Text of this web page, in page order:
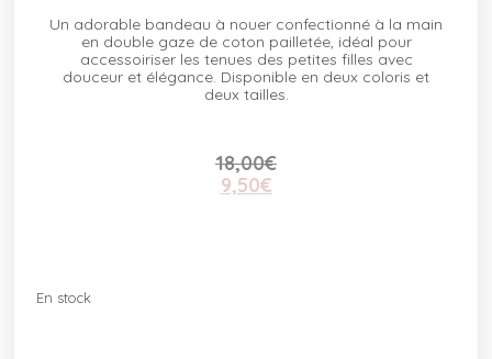
Un adorable bandeau à nouer confectionné à la main
en double gaze de coton pailletée, idéal pour
accessoiriser les tenues des petites filles avec
douceur et élégance. Disponible en deux coloris et
deux tailles.
18,00€
9,50€
En stock